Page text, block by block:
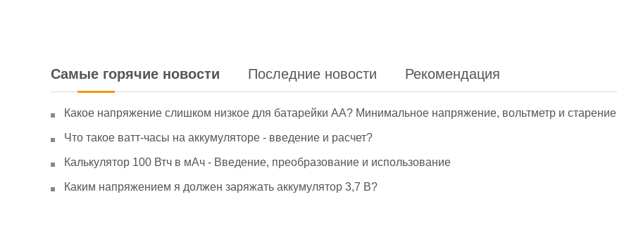
Самые горячие новости Последние новости Рекомендация
Какое напряжение слишком низкое для батарейки АА? Минимальное напряжение, вольтметр и старение
Что такое ватт-часы на аккумуляторе - введение и расчет?
Калькулятор 100 Втч в мАч - Введение, преобразование и использование
Каким напряжением я должен заряжать аккумулятор 3,7 В?